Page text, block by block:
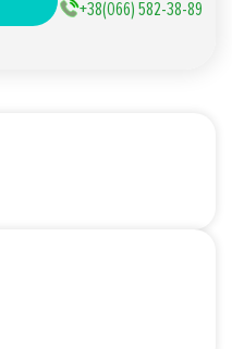
+38(066) 582-38-89